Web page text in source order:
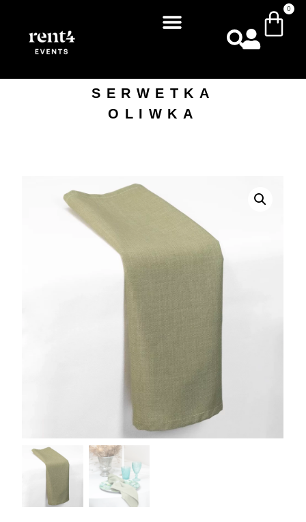
0
SERWETKA
OLIWKA